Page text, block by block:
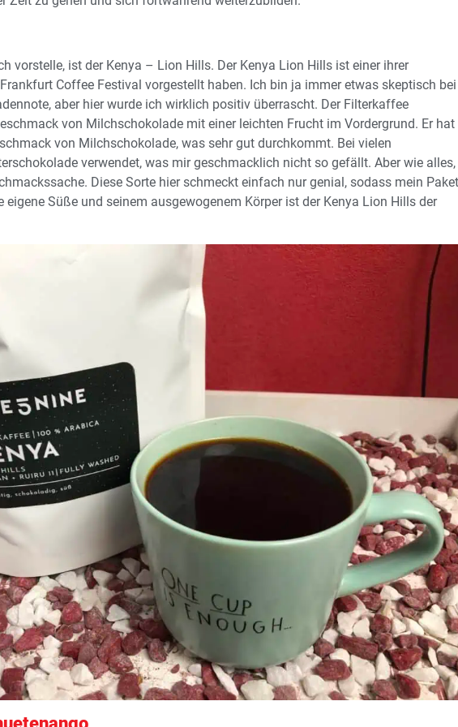
vorstelle, ist der Kenya – Lion Hills. Der Kenya Lion Hills ist einer ihrer
Coffee Festival vorgestellt haben. Ich bin ja immer etwas skeptisch bei
aber hier wurde ich wirklich positiv überrascht. Der Filterkaffee
von Milchschokolade mit einer leichten Frucht im Vordergrund. Er hat
von Milchschokolade, was sehr gut durchkommt. Bei vielen
verwendet, was mir geschmacklich nicht so gefällt. Aber wie alles,
Diese Sorte hier schmeckt einfach nur genial, sodass mein Paket
eigene Süße und seinem ausgewogenem Körper ist der Kenya Lion Hills der